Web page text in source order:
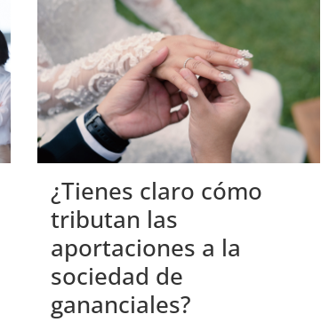
¿Tienes claro cómo
tributan las
aportaciones a la
sociedad de
gananciales?